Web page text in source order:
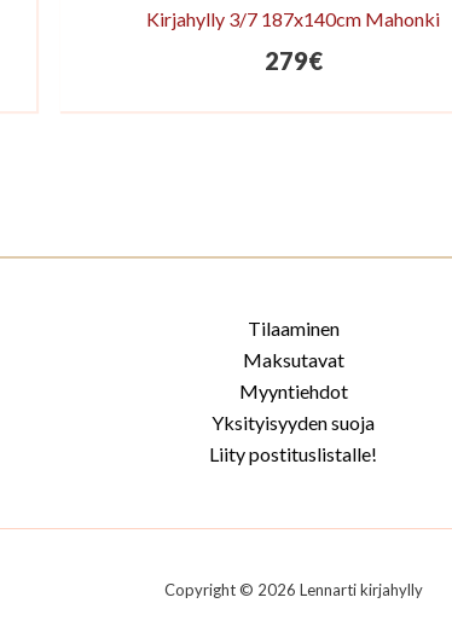
Kirjahylly 3/7 187x140cm Mahonki
279€
Tilaaminen
Maksutavat
Myyntiehdot
Yksityisyyden suoja
Liity postituslistalle!
Copyright © 2026 Lennarti kirjahylly